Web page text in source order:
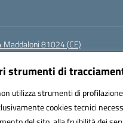
strumenti di
utilizza strumenti di
cookies tecnici
Maddaloni 81024 (CE)
(PEC):
CEIC8AN00R
Amministrazioni (IPA):